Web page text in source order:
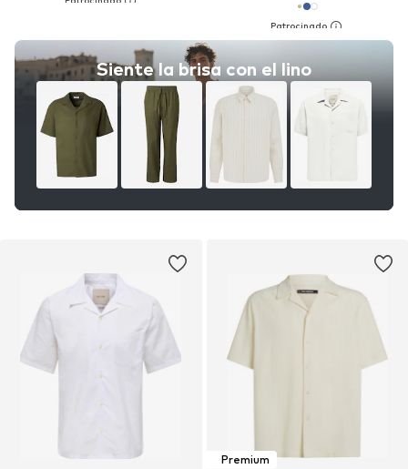
Siente la brisa con el lino
Premium